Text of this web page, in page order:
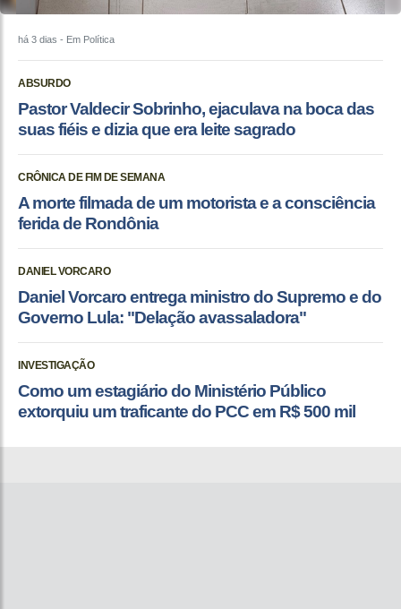
há 3 dias - Em Política
ABSURDO
Pastor Valdecir Sobrinho, ejaculava na boca das
suas fiéis e dizia que era leite sagrado
CRÔNICA DE FIM DE SEMANA
A morte filmada de um motorista e a consciência
ferida de Rondônia
DANIEL VORCARO
Daniel Vorcaro entrega ministro do Supremo e do
Governo Lula: "Delação avassaladora"
INVESTIGAÇÃO
Como um estagiário do Ministério Público
extorquiu um traficante do PCC em R$ 500 mil